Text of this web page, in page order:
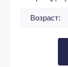
Возраст: